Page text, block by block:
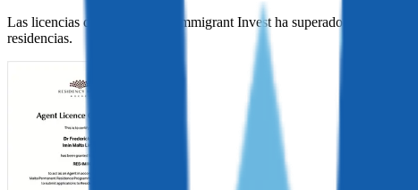
Las licencias demuestran que Immigrant Invest ha superado una
residencias.